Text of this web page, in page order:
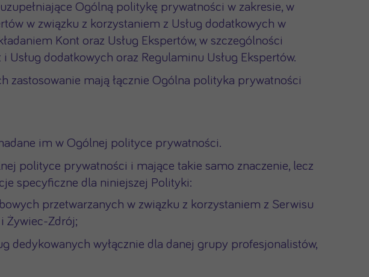
Ogólną politykę prywatności w zakresie, w
w związku z korzystaniem z Usług dodatkowych w
Kont oraz Usług Ekspertów, w szczególności
dodatkowych oraz Regulaminu Usług Ekspertów.
zastosowanie mają łącznie Ogólna polityka prywatności
im w Ogólnej polityce prywatności.
polityce prywatności i mające takie samo znaczenie, lecz
specyficzne dla niniejszej Polityki:
przetwarzanych w związku z korzystaniem z Serwisu
Żywiec-Zdrój;
dedykowanych wyłącznie dla danej grupy profesjonalistów,